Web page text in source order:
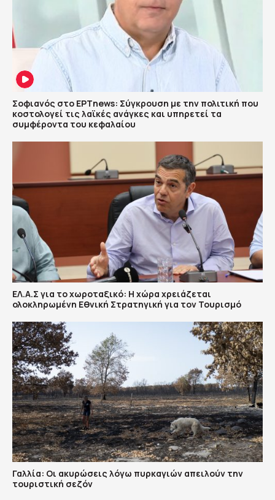
Σοφιανός στο ΕΡΤnews: Σύγκρουση με την πολιτική που
κοστολογεί τις λαϊκές ανάγκες και υπηρετεί τα
συμφέροντα του κεφαλαίου
ΕΛ.Α.Σ για το χωροταξικό: Η χώρα χρειάζεται
ολοκληρωμένη Εθνική Στρατηγική για τον Τουρισμό
Γαλλία: Οι ακυρώσεις λόγω πυρκαγιών απειλούν την
τουριστική σεζόν